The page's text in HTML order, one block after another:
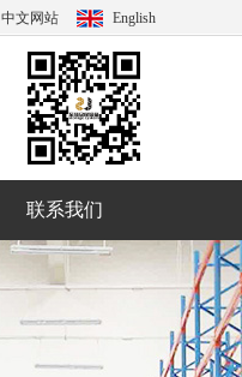
中文网站 English
联系我们